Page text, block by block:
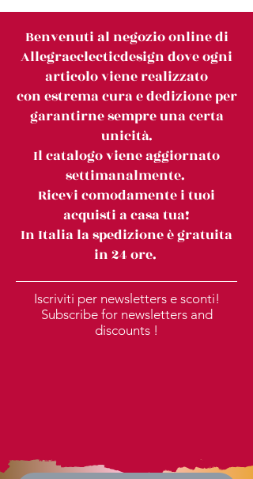
Benvenuti al negozio online di
Allegraeclecticdesign dove ogni
articolo viene realizzato
con estrema cura e dedizione per
garantirne sempre una certa
unicità.
Il catalogo viene aggiornato
settimanalmente.
Ricevi comodamente i tuoi
acquisti a casa tua!
In Italia la spedizione è gratuita
in 24 ore.
Iscriviti per newsletters e sconti!
Subscribe for newsletters and
discounts !